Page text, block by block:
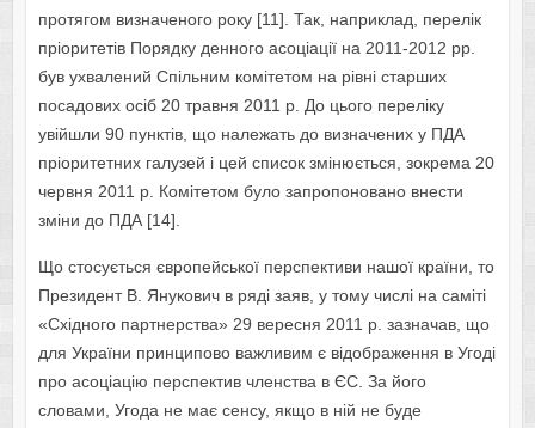
протягом визначеного року [11]. Так, наприклад, перелік
пріоритетів Порядку денного асоціації на 2011-2012 рр.
був ухвалений Спільним комітетом на рівні старших
посадових осіб 20 травня 2011 р. До цього переліку
увійшли 90 пунктів, що належать до визначених у ПДА
пріоритетних галузей і цей список змінюється, зокрема 20
червня 2011 р. Комітетом було запропоновано внести
зміни до ПДА [14].
Що стосується європейської перспективи нашої країни, то
Президент В. Янукович в ряді заяв, у тому числі на саміті
«Східного партнерства» 29 вересня 2011 р. зазначав, що
для України принципово важливим є відображення в Угоді
про асоціацію перспектив членства в ЄС. За його
словами, Угода не має сенсу, якщо в ній не буде